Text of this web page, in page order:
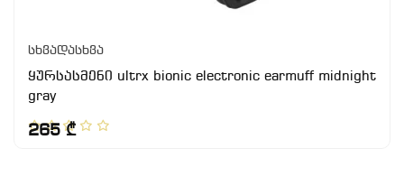
სხვადასხვა
ყურსასმენი ultrx bionic electronic earmuff midnight
gray
265 ₾